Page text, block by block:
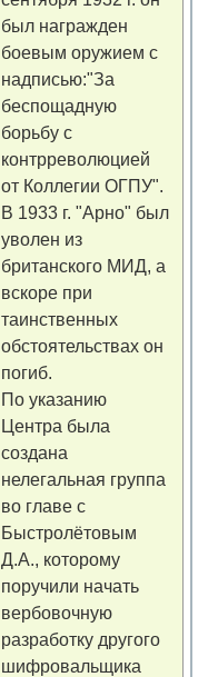
был награжден
боевым оружием с
надписью:"За
беспощадную
борьбу с
контрреволюцией
от Коллегии ОГПУ".
В 1933 г. "Арно" был
уволен из
британского МИД, а
вскоре при
таинственных
обстоятельствах он
погиб.
По указанию
Центра была
создана
нелегальная группа
во главе с
Быстролётовым
Д.А., которому
поручили начать
вербовочную
разработку другого
шифровальщика